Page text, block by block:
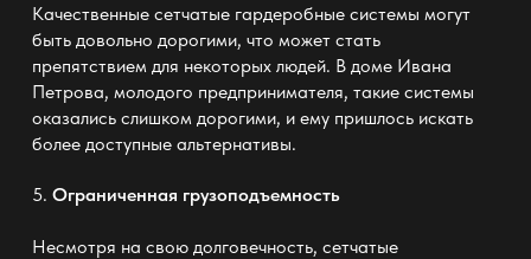
Качественные сетчатые гардеробные системы могут
быть довольно дорогими, что может стать
препятствием для некоторых людей. В доме Ивана
Петрова, молодого предпринимателя, такие системы
оказались слишком дорогими, и ему пришлось искать
более доступные альтернативы.
5. Ограниченная грузоподъемность
Несмотря на свою долговечность, сетчатые